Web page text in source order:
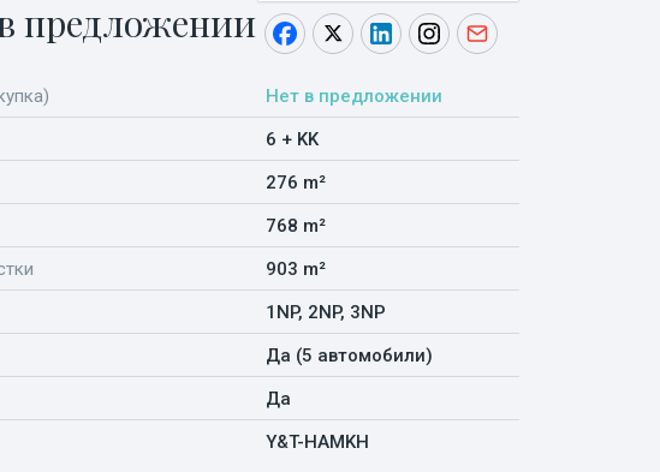
предложении
Нет в предложении
6 + KK
276 m²
768 m²
903 m²
1NP, 2NP, 3NP
Да (5 автомобили)
Да
Y&T-HAMKH